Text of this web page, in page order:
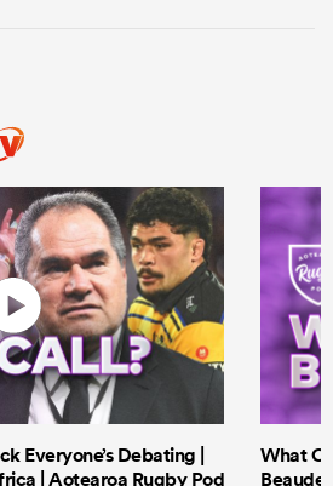
Everyone’s Debating |
| Aotearoa Rugby Pod
What